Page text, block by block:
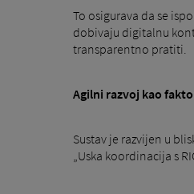
To osigurava da se
dobivaju digitalnu
transparentno pratiti.
Agilni razvoj kao
Sustav je razvijen u
„Uska koordinacija s